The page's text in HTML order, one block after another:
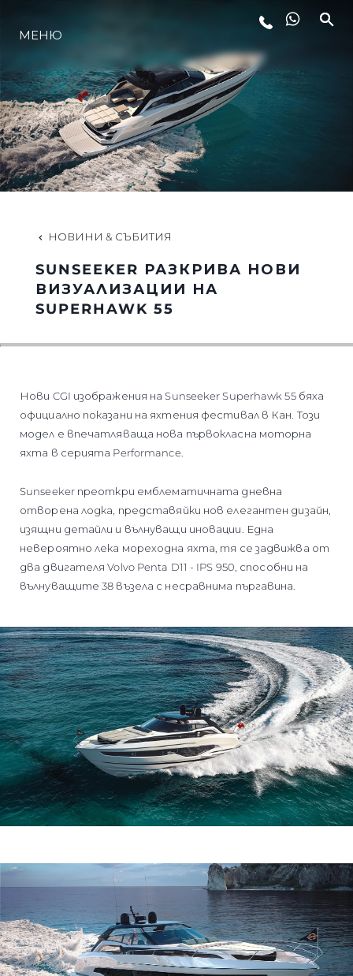
ЛАЙФСТАЙЛ
ИНОВАЦИЯ
КОМПАНИЯТА
ЕКИПЪТ
НАСЛЕДСТВО
ОЦЕНЕТЕ ВАШАТА ЯХТА
МЕНЮ
НОВИНИ & СЪБИТИЯ
SUNSEEKER РАЗКРИВА НОВИ
ВИЗУАЛИЗАЦИИ НА
SUPERHAWK 55
Нови CGI изображения на Sunseeker Superhawk 55 бяха
официално показани на яхтения фестивал в Кан. Този
модел е впечатляваща нова първокласна моторна
яхта в серията Performance.
Sunseeker преоткри емблематичната дневна
отворена лодка, представяйки нов елегантен дизайн,
изящни детайли и вълнуващи иновации. Една
невероятно лека мореходна яхта, тя се задвижва от
два двигателя Volvo Penta D11 - IPS 950, способни на
вълнуващите 38 възела с несравнима пъргавина.